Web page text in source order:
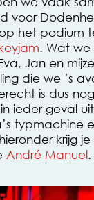
voor
het podium
. Wat we
Jan en
die we ’s
is dus
ieder geval
typmachine
krijg
André Manuel